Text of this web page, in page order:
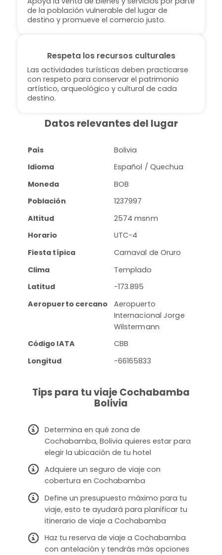
de la población vulnerable del lugar de
destino y promueve el comercio justo.
Respeta los recursos culturales
Las actividades turísticas deben practicarse
con respeto para conservar el patrimonio
artístico, arqueológico y cultural de cada
destino.
Datos relevantes del lugar
País
Bolivia
Idioma
Español / Quechua
Moneda
BOB
Población
1237997
Altitud
2574 msnm
Horario
UTC-4
Fiesta típica
Carnaval de Oruro
Clima
Templado
Latitud
-173.895
Aeropuerto cercano
Aeropuerto
Internacional Jorge
Wilstermann
Código IATA
CBB
Longitud
-66165833
Tips para tu viaje Cochabamba
Bolivia
Determina en qué zona de
Cochabamba, Bolivia quieres estar para
elegir la ubicación de tu hotel
Adquiere un seguro de viaje con
cobertura en Cochabamba
Define un presupuesto máximo para tu
viaje, esto te ayudará para planificar tu
itinerario de viaje a Cochabamba
Haz tu reserva de viaje a Cochabamba
con antelación y tendrás más opciones